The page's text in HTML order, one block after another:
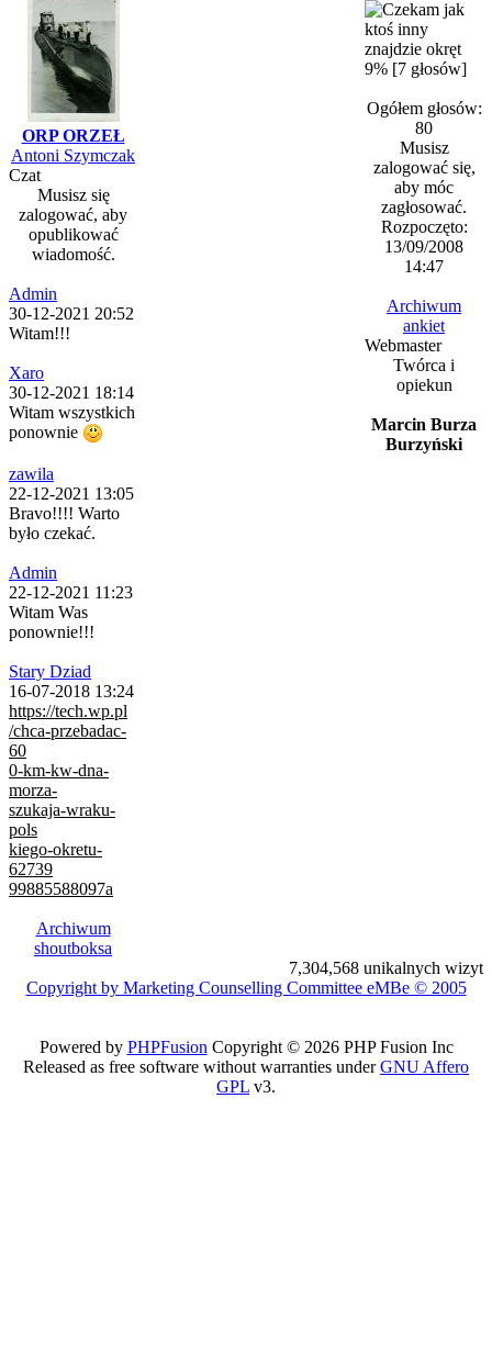
ORP ORZEŁ
Antoni Szymczak
Czat
Musisz się
zalogować, aby
opublikować
wiadomość.
Admin
30-12-2021 20:52
Witam!!!
Xaro
30-12-2021 18:14
Witam wszystkich
ponownie
zawila
22-12-2021 13:05
Bravo!!!! Warto
było czekać.
Admin
22-12-2021 11:23
Witam Was
ponownie!!!
Stary Dziad
16-07-2018 13:24
https://tech.wp.pl
/chca-przebadac-
60
0-km-kw-dna-
morza-
szukaja-wraku-
pols
kiego-okretu-
62739
99885588097a
Archiwum
shoutboksa
9% [7 głosów]
Ogółem głosów:
80
Musisz
zalogować się,
aby móc
zagłosować.
Rozpoczęto:
13/09/2008
14:47
Archiwum
ankiet
Webmaster
Twórca i
opiekun
Marcin Burza
Burzyński
7,304,568 unikalnych wizyt
Copyright by Marketing Counselling Committee eMBe © 2005
Powered by PHPFusion Copyright © 2026 PHP Fusion Inc
Released as free software without warranties underGNU Affero
GPL v3.